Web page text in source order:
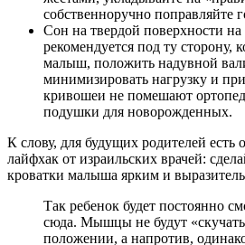
собственноручно поправляйте
Сон на твердой поверхности
рекомендуется под ту сторону,
малыш, положить надувной
минимизировать нагрузку и
кривошеи не помешают
подушки для новорожденных.
К слову, для будущих родителей есть
лайфхак от израильских врачей:
кроватки малыша ярким и
Так ребенок будет постоянно
сюда. Мышцы не будут
положении, а напротив,